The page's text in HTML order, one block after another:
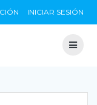
INICIAR SESIÓN